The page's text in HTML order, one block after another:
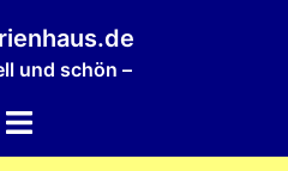
und schön –
Menü